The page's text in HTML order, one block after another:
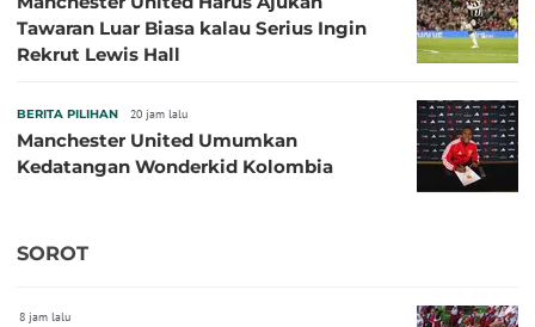
Tawaran Luar Biasa kalau Serius Ingin
Rekrut Lewis Hall
BERITA PILIHAN 20 jam lalu
Manchester United Umumkan
Kedatangan Wonderkid Kolombia
SOROT
8 jam lalu